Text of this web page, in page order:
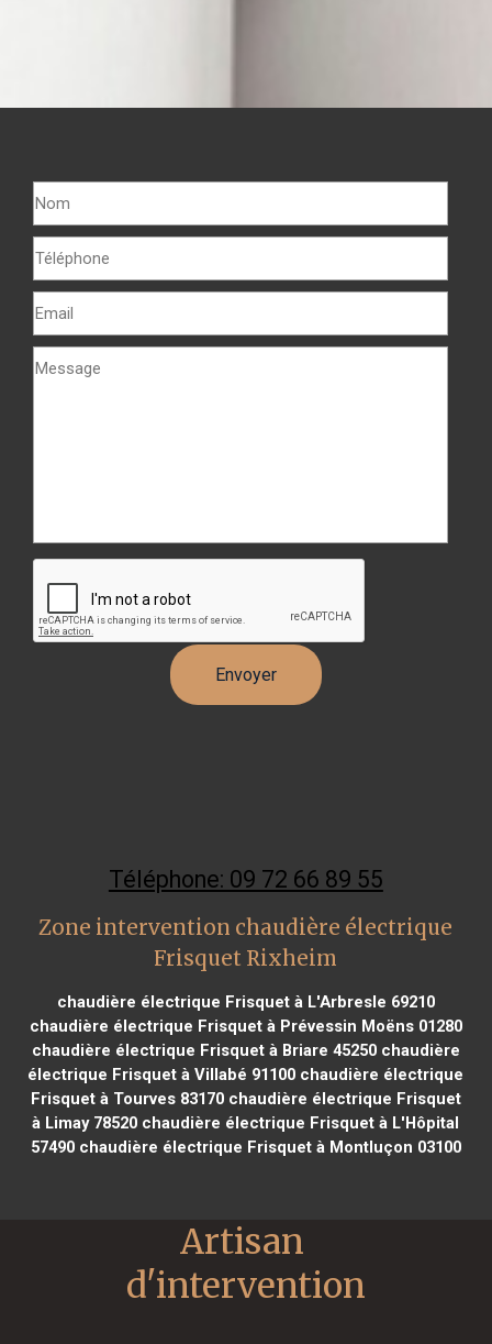
Téléphone: 09 72 66 89 55
Zone intervention chaudière électrique
Frisquet Rixheim
chaudière électrique Frisquet à L'Arbresle 69210
chaudière électrique Frisquet à Prévessin Moëns 01280
chaudière électrique Frisquet à Briare 45250chaudière
électrique Frisquet à Villabé 91100 chaudière électrique
Frisquet à Tourves 83170chaudière électrique Frisquet
à Limay 78520 chaudière électrique Frisquet à L'Hôpital
57490chaudière électrique Frisquet à Montluçon 03100
Artisan
d'intervention